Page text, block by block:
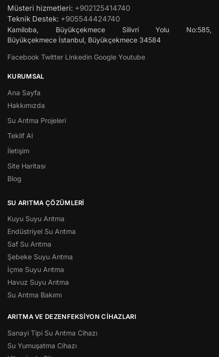
Müsteri hizmetleri: +902125414740
Teknik Destek: +905544424740
Kamiloba, Büyükçekmece Silivri Yolu No:585,
Büyükçekmece İstanbul, Büyükçekmece 34584
Facebook Twitter Linkedin Google Youtube
KURUMSAL
Ana Sayfa
Hakkımızda
Su Arıtma Projeleri
Teklif Al
İletişim
Site Haritası
Blog
SU ARITMA ÇÖZÜMLERI
Kuyu Suyu Arıtma
Endüstriyel Su Arıtma
Saf Su Arıtma
Şebeke Suyu Arıtma
İçme Suyu Arıtma
Havuz Suyu Arıtma
Su Arıtma Bakımı
ARITMA VE DEZENFEKSIYON CIHAZLARI
Sanayi Tipi Su Arıtma Cihazı
Su Yumuşatma Cihazı